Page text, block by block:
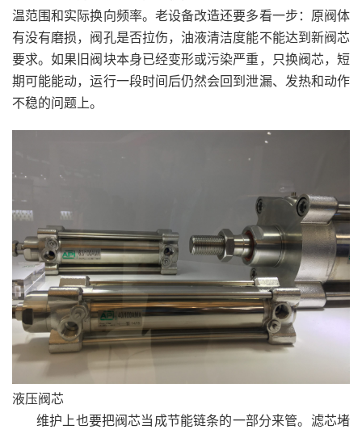
温范围和实际换向频率。老设备改造还要多看一步：原阀体
有没有磨损，阀孔是否拉伤，油液清洁度能不能达到新阀芯
要求。如果旧阀块本身已经变形或污染严重，只换阀芯，短
期可能能动，运行一段时间后仍然会回到泄漏、发热和动作
不稳的问题上。
液压阀芯
维护上也要把阀芯当成节能链条的一部分来管。滤芯堵